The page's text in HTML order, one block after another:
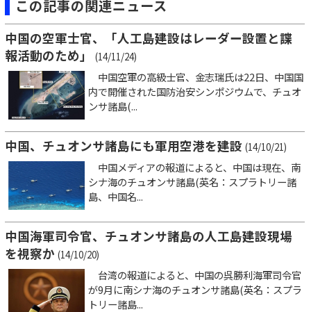
この記事の関連ニュース
中国の空軍士官、「人工島建設はレーダー設置と諜
報活動のため」
(14/11/24)
中国空軍の高級士官、金志瑞氏は22日、中国国
内で開催された国防治安シンポジウムで、チュオ
ンサ諸島(...
中国、チュオンサ諸島にも軍用空港を建設 (14/10/21)
中国メディアの報道によると、中国は現在、南
シナ海のチュオンサ諸島(英名：スプラトリー諸
島、中国名...
中国海軍司令官、チュオンサ諸島の人工島建設現場
を視察か (14/10/20)
台湾の報道によると、中国の呉勝利海軍司令官
が9月に南シナ海のチュオンサ諸島(英名：スプラ
トリー諸島...